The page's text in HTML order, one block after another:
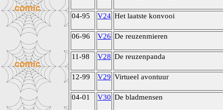
04-95 V24 Het laatste konvooi
06-96 V26 De reuzenmieren
11-98 V28 De reuzenpanda
12-99 V29 Virtueel avontuur
04-01 V30 De bladmensen